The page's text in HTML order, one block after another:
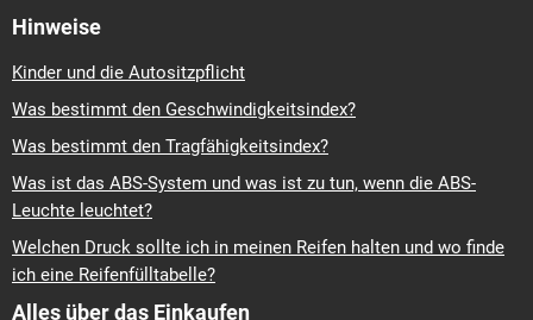
Hinweise
Kinder und die Autositzpflicht
Was bestimmt den Geschwindigkeitsindex?
Was bestimmt den Tragfähigkeitsindex?
Was ist das ABS-System und was ist zu tun, wenn die ABS-
Leuchte leuchtet?
Welchen Druck sollte ich in meinen Reifen halten und wo finde
ich eine Reifenfülltabelle?
Alles über das Einkaufen